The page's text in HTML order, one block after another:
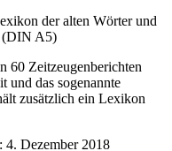
der alten Wörter und
(DIN A5)
60 Zeitzeugenberichten
und das sogenannte
zusätzlich ein Lexikon
4. Dezember 2018